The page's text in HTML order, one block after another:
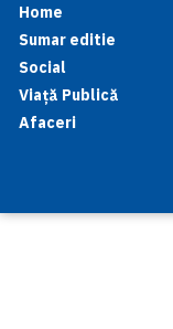
Home
Sumar editie
Social
Viață Publică
Afaceri